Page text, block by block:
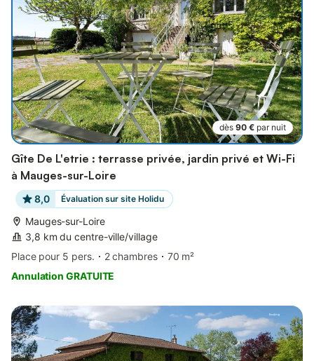
dès 90 € par nuit
Gîte De L'etrie : terrasse privée, jardin privé et Wi-Fi
à Mauges-sur-Loire
8,0 Évaluation sur site Holidu
Mauges-sur-Loire
3,8 km du centre-ville/village
Place pour 5 pers.
2 chambres
70 m²
Annulation GRATUITE